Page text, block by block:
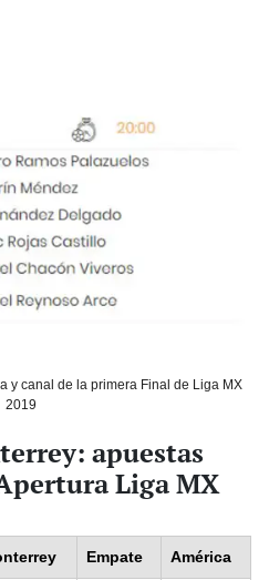
y canal de la primera Final de Liga MX
2019
apuestas
Liga MX
Empate América